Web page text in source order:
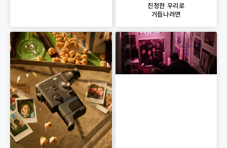
진정한 우리로
거듭나려면